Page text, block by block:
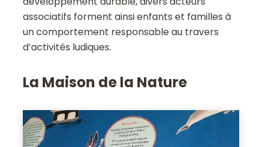
associatifs forment ainsi enfants et familles à
un comportement responsable au travers
d’activités ludiques.
La Maison de la Nature